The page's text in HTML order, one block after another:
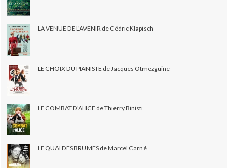
LA VENUE DE L'AVENIR de Cédric Klapisch
LE CHOIX DU PIANISTE de Jacques Otmezguine
LE COMBAT D'ALICE de Thierry Binisti
LE QUAI DES BRUMES de Marcel Carné